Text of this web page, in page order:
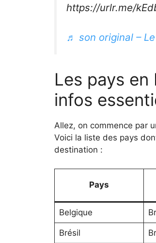
https://urlr.me/
♬ son original –
Les pays
infos
Allez, on commence par
Voici la liste des pays
destination :
Pays
Belgique
Brésil